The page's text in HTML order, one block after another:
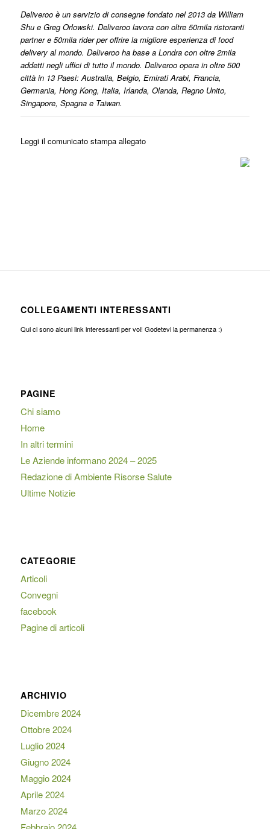
Deliveroo è un servizio di consegne fondato nel 2013 da William
Shu e Greg Orlowski. Deliveroo lavora con oltre 50mila ristoranti
partner e 50mila rider per offrire la migliore esperienza di food
delivery al mondo. Deliveroo ha base a Londra con oltre 2mila
addetti negli uffici di tutto il mondo. Deliveroo opera in oltre 500
città in 13 Paesi: Australia, Belgio, Emirati Arabi, Francia,
Germania, Hong Kong, Italia, Irlanda, Olanda, Regno Unito,
Singapore, Spagna e Taiwan.
Leggi il comunicato stampa allegato
COLLEGAMENTI INTERESSANTI
Qui ci sono alcuni link interessanti per voi! Godetevi la permanenza :)
PAGINE
Chi siamo
Home
In altri termini
Le Aziende informano 2024 – 2025
Redazione di Ambiente Risorse Salute
Ultime Notizie
CATEGORIE
Articoli
Convegni
facebook
Pagine di articoli
ARCHIVIO
Dicembre 2024
Ottobre 2024
Luglio 2024
Giugno 2024
Maggio 2024
Aprile 2024
Marzo 2024